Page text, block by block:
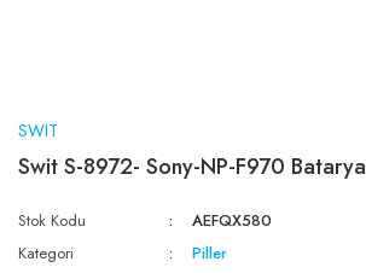
SWIT
Swit S-8972- Sony-NP-F970 Batarya
Stok Kodu
AEFQX580
Kategori
Piller